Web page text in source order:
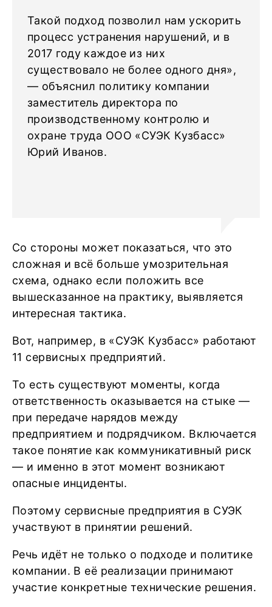
Такой подход позволил нам ускорить
процесс устранения нарушений, и в
2017 году каждое из них
существовало не более одного дня»,
— объяснил политику компании
заместитель директора по
производственному контролю и
охране труда ООО «СУЭК Кузбасс»
Юрий Иванов.
Со стороны может показаться, что это
сложная и всё больше умозрительная
схема, однако если положить все
вышесказанное на практику, выявляется
интересная тактика.
Вот, например, в «СУЭК Кузбасс» работают
11 сервисных предприятий.
То есть существуют моменты, когда
ответственность оказывается на стыке —
при передаче нарядов между
предприятием и подрядчиком. Включается
такое понятие как коммуникативный риск
— и именно в этот момент возникают
опасные инциденты.
Поэтому сервисные предприятия в СУЭК
участвуют в принятии решений.
Речь идёт не только о подходе и политике
компании. В её реализации принимают
участие конкретные технические решения.